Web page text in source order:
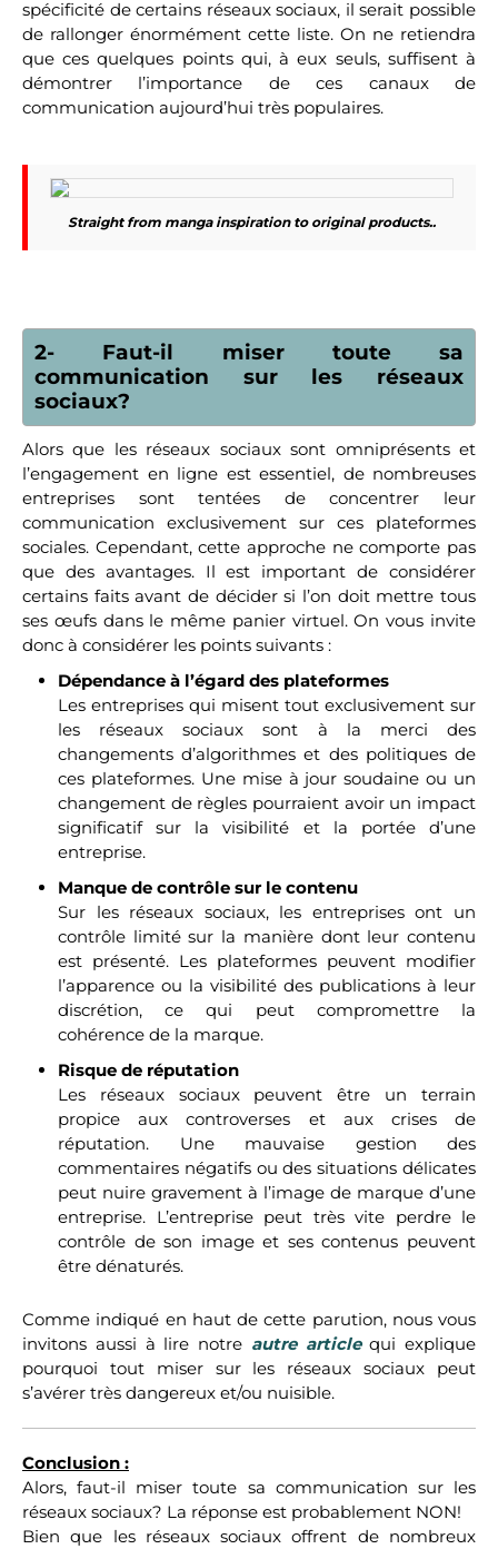
spécificité de certains réseaux sociaux, il serait possible
de rallonger énormément cette liste. On ne retiendra
que ces quelques points qui, à eux seuls, suffisent à
démontrer l’importance de ces canaux de
communication aujourd’hui très populaires.
Straight from manga inspiration to original products..
2- Faut-il miser toute sa
communication sur les réseaux
sociaux?
Alors que les réseaux sociaux sont omniprésents et
l’engagement en ligne est essentiel, de nombreuses
entreprises sont tentées de concentrer leur
communication exclusivement sur ces plateformes
sociales. Cependant, cette approche ne comporte pas
que des avantages. Il est important de considérer
certains faits avant de décider si l’on doit mettre tous
ses œufs dans le même panier virtuel. On vous invite
donc à considérer les points suivants :
Dépendance à l’égard des plateformes
Les entreprises qui misent tout exclusivement sur
les réseaux sociaux sont à la merci des
changements d’algorithmes et des politiques de
ces plateformes. Une mise à jour soudaine ou un
changement de règles pourraient avoir un impact
significatif sur la visibilité et la portée d’une
entreprise.
Manque de contrôle sur le contenu
Sur les réseaux sociaux, les entreprises ont un
contrôle limité sur la manière dont leur contenu
est présenté. Les plateformes peuvent modifier
l’apparence ou la visibilité des publications à leur
discrétion, ce qui peut compromettre la
cohérence de la marque.
Risque de réputation
Les réseaux sociaux peuvent être un terrain
propice aux controverses et aux crises de
réputation. Une mauvaise gestion des
commentaires négatifs ou des situations délicates
peut nuire gravement à l’image de marque d’une
entreprise. L’entreprise peut très vite perdre le
contrôle de son image et ses contenus peuvent
être dénaturés.
Comme indiqué en haut de cette parution, nous vous
invitons aussi à lire notre autre articlequi explique
pourquoi tout miser sur les réseaux sociaux peut
s’avérer très dangereux et/ou nuisible.
Conclusion :
Alors, faut-il miser toute sa communication sur les
réseaux sociaux? La réponse est probablement NON!
Bien que les réseaux sociaux offrent de nombreux